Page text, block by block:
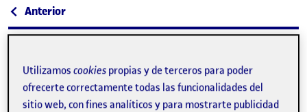
Navegación de entradas
Anterior: Documentación de mis métodos
Publicado por
María Román Payá
Visibilidad:
Pública -Fecha de publicación
22 Oct 2023-comentarioen Un acto de amor contra todas las
Utilizamoscookies propias y de terceros para poder
ofrecerte correctamente todas las funcionalidades del
sitio web, con fines analíticos y para mostrarte publicidad